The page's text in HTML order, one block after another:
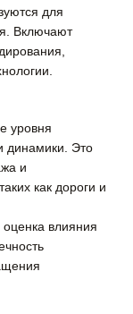
для
Включают
уровня
динамики. Это
и
как дороги и
влияния